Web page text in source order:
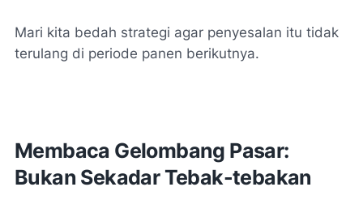
Mari kita bedah strategi agar penyesalan itu tidak
terulang di periode panen berikutnya.
Membaca Gelombang Pasar:
Bukan Sekadar Tebak-tebakan